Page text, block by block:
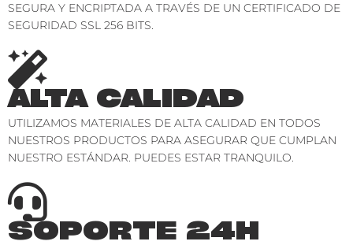
SEGURA Y ENCRIPTADA A TRAVÉS DE UN CERTIFICADO DE
SEGURIDAD SSL 256 BITS.
ALTA CALIDAD
UTILIZAMOS MATERIALES DE ALTA CALIDAD EN TODOS
NUESTROS PRODUCTOS PARA ASEGURAR QUE CUMPLAN
NUESTRO ESTÁNDAR. PUEDES ESTAR TRANQUILO.
SOPORTE 24H